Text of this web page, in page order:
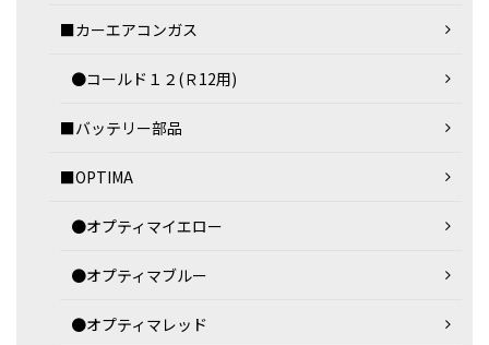
■カーエアコンガス
●コールド１２(Ｒ12用)
■バッテリー部品
■OPTIMA
●オプティマイエロー
●オプティマブルー
●オプティマレッド